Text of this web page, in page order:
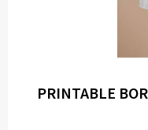
PRINTABLE